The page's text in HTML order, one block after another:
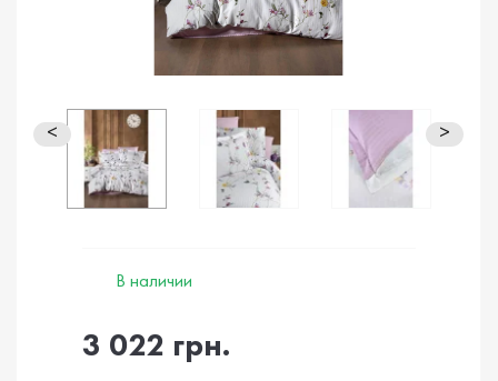
< >
В наличии
3 022 грн.